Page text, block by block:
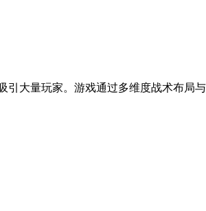
大量玩家。游戏通过多维度战术布局